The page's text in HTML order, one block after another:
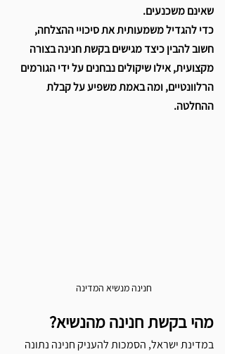
שאינם משכנעים.
כדי להגדיל משמעותית את סיכויי ההצלחה,
חשוב להבין כיצד מגישים בקשת חנינה בצורה
מקצועית, אילו שיקולים נבחנים על ידי הגורמים
הרלוונטיים, ומה באמת משפיע על קבלת
ההחלטה.
חנינה מנשיא המדינה
מהי בקשת חנינה מהנשיא?
במדינת ישראל, הסמכות להעניק חנינה נתונה